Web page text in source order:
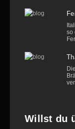
so
Willst du